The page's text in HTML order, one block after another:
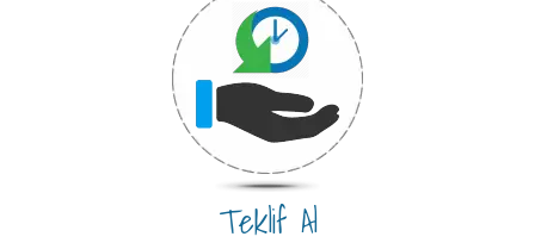
Teklif Al